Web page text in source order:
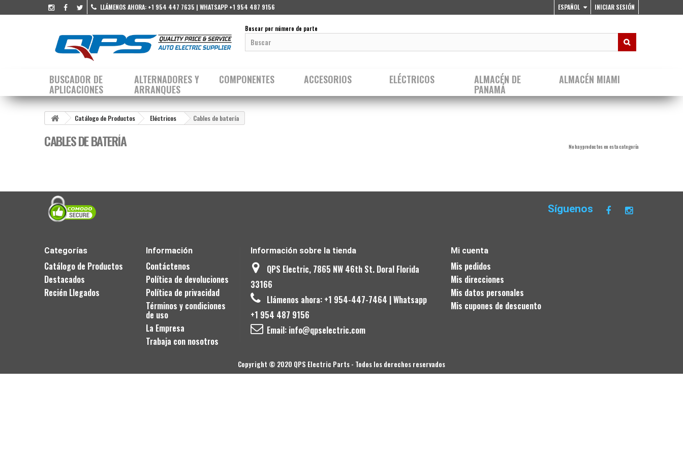
INICIAR SESIÓN
ESPAÑOL
LLÁMENOS AHORA: +1 954 447 7635 | WHATSAPP +1 954 487 9156
Buscar por número de parte
BUSCADOR DE
APLICACIONES
ALTERNADORES Y
ARRANQUES
COMPONENTES ACCESORIOS ELÉCTRICOS ALMACÉN DE
PANAMÁ
ALMACÉN MIAMI
Catálogo de Productos Eléctricos Cables de batería
CABLES DE BATERÍA No hay productos en esta categoría
Síguenos
Categorías
Catálogo de Productos
Destacados
Recién Llegados
Información
Contáctenos
Política de devoluciones
Política de privacidad
Términos y condiciones
de uso
La Empresa
Trabaja con nosotros
Información sobre la tienda
QPS Electric, 7865 NW 46th St. Doral Florida
33166
Llámenos ahora: +1 954-447-7464 | Whatsapp
+1 954 487 9156
Email: info@qpselectric.com
Mi cuenta
Mis pedidos
Mis direcciones
Mis datos personales
Mis cupones de descuento
Copyright © 2020 QPS Electric Parts - Todos los derechos reservados